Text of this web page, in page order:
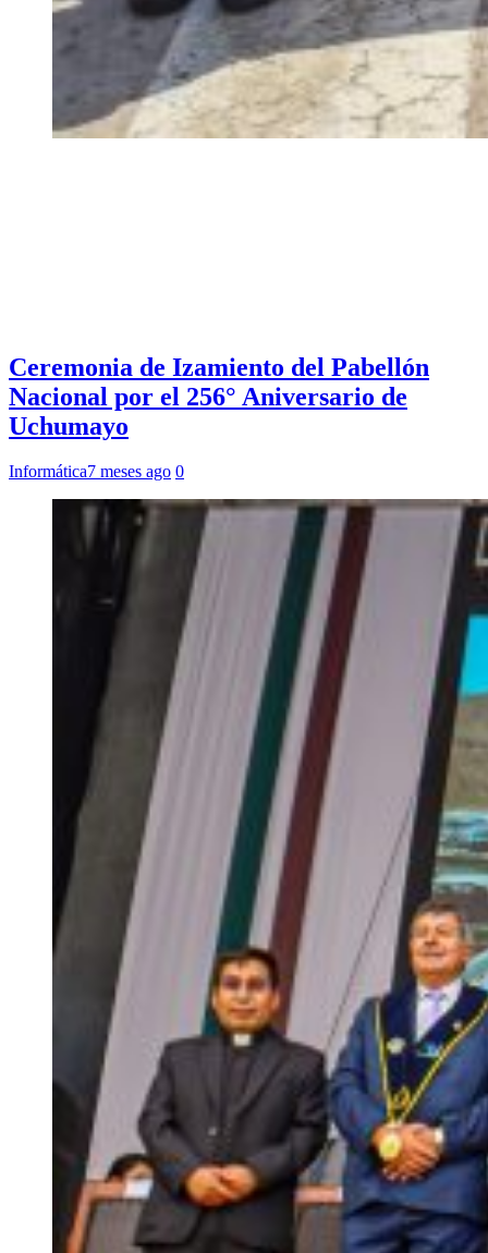
Ceremonia de Izamiento del Pabellón
Nacional por el 256° Aniversario de
Uchumayo
Informática7 meses ago 0